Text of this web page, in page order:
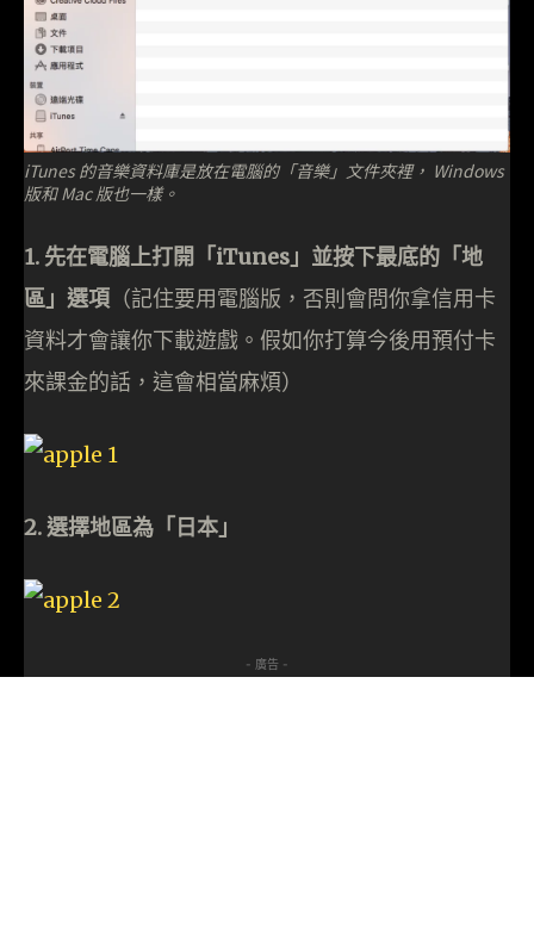
iTunes 的音樂資料庫是放在電腦的「音樂」文件夾裡， Windows
版和 Mac 版也一樣。
1. 先在電腦上打開「iTunes」並按下最底的「地
區」選項 （記住要用電腦版，否則會問你拿信用卡
資料才會讓你下載遊戲。假如你打算今後用預付卡
來課金的話，這會相當麻煩）
2. 選擇地區為「日本」
- 廣告 -